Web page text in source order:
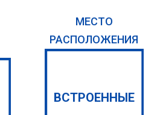
МЕСТО
РАСПОЛОЖЕНИЯ
ВСТРОЕННЫЕ